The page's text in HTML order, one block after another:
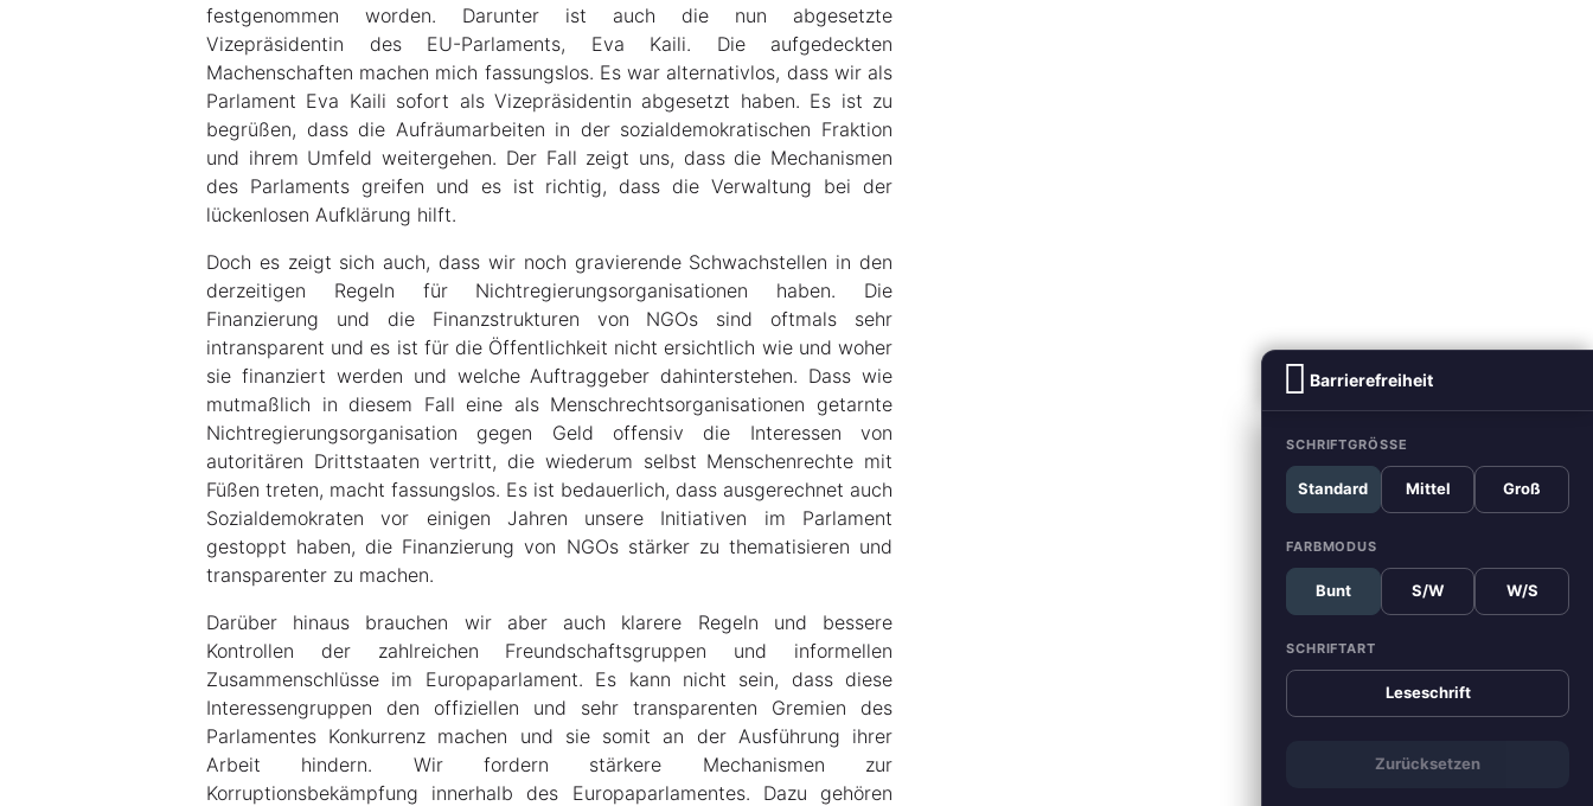
Barrierefreiheit
SCHRIFTGRÖSSE
Standard Mittel Groß
FARBMODUS
Bunt S/W W/S
SCHRIFTART
Leseschrift
Zurücksetzen
festgenommen worden. Darunter ist auch die nun abgesetzte
Vizepräsidentin des EU-Parlaments, Eva Kaili. Die aufgedeckten
Machenschaften machen mich fassungslos. Es war alternativlos, dass wir als
Parlament Eva Kaili sofort als Vizepräsidentin abgesetzt haben. Es ist zu
begrüßen, dass die Aufräumarbeiten in der sozialdemokratischen Fraktion
und ihrem Umfeld weitergehen. Der Fall zeigt uns, dass die Mechanismen
des Parlaments greifen und es ist richtig, dass die Verwaltung bei der
lückenlosen Aufklärung hilft.
Doch es zeigt sich auch, dass wir noch gravierende Schwachstellen in den
derzeitigen Regeln für Nichtregierungsorganisationen haben. Die
Finanzierung und die Finanzstrukturen von NGOs sind oftmals sehr
intransparent und es ist für die Öffentlichkeit nicht ersichtlich wie und woher
sie finanziert werden und welche Auftraggeber dahinterstehen. Dass wie
mutmaßlich in diesem Fall eine als Menschrechtsorganisationen getarnte
Nichtregierungsorganisation gegen Geld offensiv die Interessen von
autoritären Drittstaaten vertritt, die wiederum selbst Menschenrechte mit
Füßen treten, macht fassungslos. Es ist bedauerlich, dass ausgerechnet auch
Sozialdemokraten vor einigen Jahren unsere Initiativen im Parlament
gestoppt haben, die Finanzierung von NGOs stärker zu thematisieren und
transparenter zu machen.
Darüber hinaus brauchen wir aber auch klarere Regeln und bessere
Kontrollen der zahlreichen Freundschaftsgruppen und informellen
Zusammenschlüsse im Europaparlament. Es kann nicht sein, dass diese
Interessengruppen den offiziellen und sehr transparenten Gremien des
Parlamentes Konkurrenz machen und sie somit an der Ausführung ihrer
Arbeit hindern. Wir fordern stärkere Mechanismen zur
Korruptionsbekämpfung innerhalb des Europaparlamentes. Dazu gehören